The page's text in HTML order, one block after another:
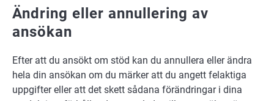
Ändring eller annullering av
ansökan
Efter att du ansökt om stöd kan du annullera eller ändra
hela din ansökan om du märker att du angett felaktiga
uppgifter eller att det skett sådana förändringar i dina